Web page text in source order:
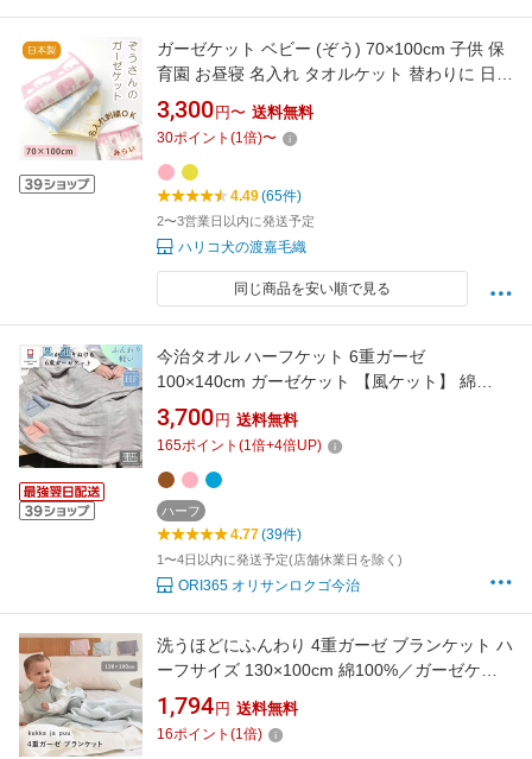
ガーゼケット ベビー (ぞう) 70×100cm 子供 保
育園 お昼寝 名入れ タオルケット 替わりに 日本
製 五重ガーゼ メール便送料無料 赤ちゃん お腹
ケット キッズ 出産祝い 綿100% 男の子 女の子
三河木綿
3,300 円〜 送料無料
30ポイント (1倍)〜
4.49(65件)
2〜3営業日以内に発送予定
ハリコ犬の渡嘉毛織
同じ商品を安い順で見る
今治タオル ハーフケット 6重ガーゼ
100×140cm ガーゼケット 【風ケット】 綿
100％ 日本製 軽量 洗える 肌掛け ふんわり ボリ
ューム ブランケット ひざ掛け 小さめ 持ち運び
肌にやさしい タオルケット ふわふわ
3,700 円 送料無料
165ポイント (1倍+4倍UP)
ハーフ
4.77(39件)
1〜4日以内に発送予定(店舗休業日を除く)
ORI365 オリサンロクゴ今治
洗うほどにふんわり 4重ガーゼ ブランケット ハ
ーフサイズ 130×100cm 綿100%／ガーゼケッ
ト ハーフ ガーゼケット ベビー ガーゼケット 保
育園 ベビー ブランケット 夏 ひざ掛け お昼寝ケ
ット 出産祝い／kukka ja puu クッカヤプー【送
1,794 円 送料無料
16ポイント (1倍)